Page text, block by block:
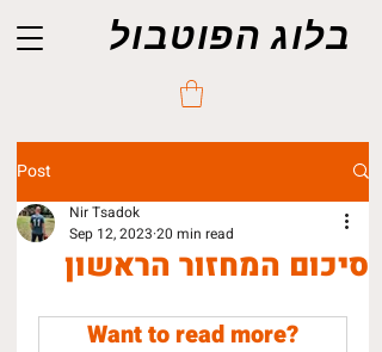
בלוג הפוטבול
Post
סיכום המחזור הראשון
Nir Tsadok
Sep 12, 2023 20 min read
Want to read more?